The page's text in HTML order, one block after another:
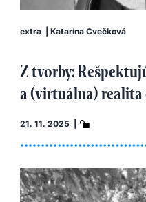
extra Katarína Cvečková
Z tvorby:
a (virtuálna) realita
21. 11. 2025 |